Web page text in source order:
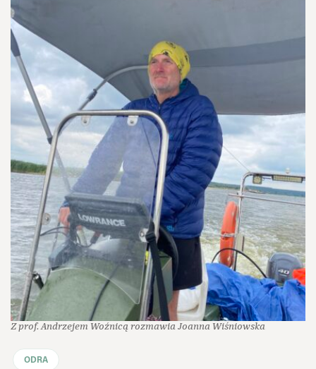
Z prof. Andrzejem Woźnicą rozmawia Joanna Wiśniowska
ODRA